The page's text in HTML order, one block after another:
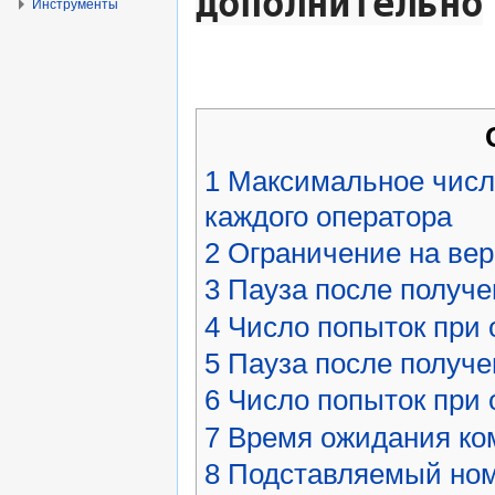
1 Максимальное
каждого оператора
2 Ограничение на
3 Пауза после
4 Число попыток при
5 Пауза после
6 Число попыток при
7 Время ожидания
8 Подставляемый
Инструменты